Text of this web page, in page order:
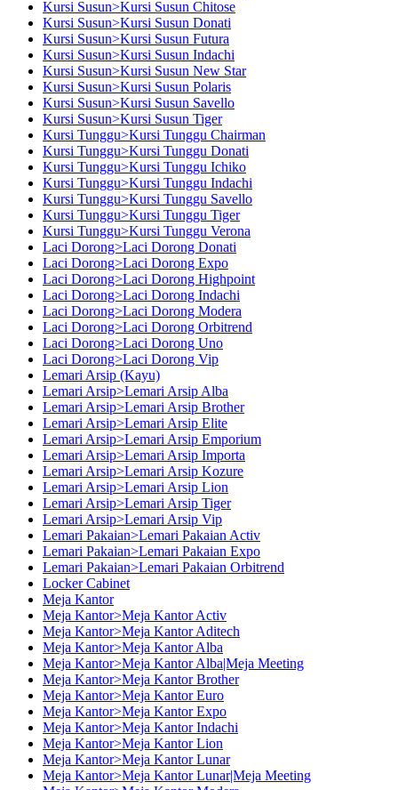
Kursi Susun>Kursi Susun Chitose
Kursi Susun>Kursi Susun Donati
Kursi Susun>Kursi Susun Futura
Kursi Susun>Kursi Susun Indachi
Kursi Susun>Kursi Susun New Star
Kursi Susun>Kursi Susun Polaris
Kursi Susun>Kursi Susun Savello
Kursi Susun>Kursi Susun Tiger
Kursi Tunggu>Kursi Tunggu Chairman
Kursi Tunggu>Kursi Tunggu Donati
Kursi Tunggu>Kursi Tunggu Ichiko
Kursi Tunggu>Kursi Tunggu Indachi
Kursi Tunggu>Kursi Tunggu Savello
Kursi Tunggu>Kursi Tunggu Tiger
Kursi Tunggu>Kursi Tunggu Verona
Laci Dorong>Laci Dorong Donati
Laci Dorong>Laci Dorong Expo
Laci Dorong>Laci Dorong Highpoint
Laci Dorong>Laci Dorong Indachi
Laci Dorong>Laci Dorong Modera
Laci Dorong>Laci Dorong Orbitrend
Laci Dorong>Laci Dorong Uno
Laci Dorong>Laci Dorong Vip
Lemari Arsip (Kayu)
Lemari Arsip>Lemari Arsip Alba
Lemari Arsip>Lemari Arsip Brother
Lemari Arsip>Lemari Arsip Elite
Lemari Arsip>Lemari Arsip Emporium
Lemari Arsip>Lemari Arsip Importa
Lemari Arsip>Lemari Arsip Kozure
Lemari Arsip>Lemari Arsip Lion
Lemari Arsip>Lemari Arsip Tiger
Lemari Arsip>Lemari Arsip Vip
Lemari Pakaian>Lemari Pakaian Activ
Lemari Pakaian>Lemari Pakaian Expo
Lemari Pakaian>Lemari Pakaian Orbitrend
Locker Cabinet
Meja Kantor
Meja Kantor>Meja Kantor Activ
Meja Kantor>Meja Kantor Aditech
Meja Kantor>Meja Kantor Alba
Meja Kantor>Meja Kantor Alba|Meja Meeting
Meja Kantor>Meja Kantor Brother
Meja Kantor>Meja Kantor Euro
Meja Kantor>Meja Kantor Expo
Meja Kantor>Meja Kantor Indachi
Meja Kantor>Meja Kantor Lion
Meja Kantor>Meja Kantor Lunar
Meja Kantor>Meja Kantor Lunar|Meja Meeting